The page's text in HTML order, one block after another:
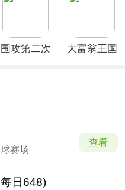
围攻第二次
大富翁王国
赛场
查看
日648)